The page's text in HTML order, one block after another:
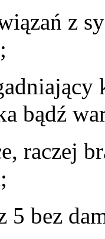
z
bądź
raczej
5 bez